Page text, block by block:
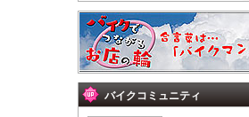
バイクコミュニティ